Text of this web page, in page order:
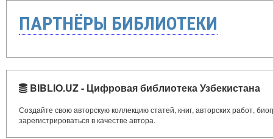
ПАРТНЁРЫ БИБЛИОТЕКИ
BIBLIO.UZ - Цифровая библиотека Узбекистана
Создайте свою авторскую коллекцию статей, книг, авторских работ,
зарегистрироваться в качестве автора.